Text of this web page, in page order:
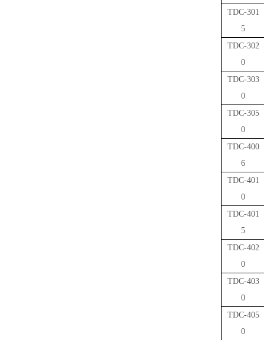
TDC-301
5
TDC-302
0
TDC-303
0
TDC-305
0
TDC-400
6
TDC-401
0
TDC-401
5
TDC-402
0
TDC-403
0
TDC-405
0